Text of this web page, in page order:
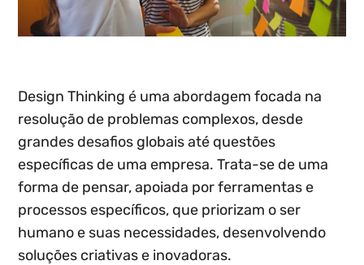
Design Thinking é uma abordagem focada na
resolução de problemas complexos, desde
grandes desafios globais até questões
específicas de uma empresa. Trata-se de uma
forma de pensar, apoiada por ferramentas e
processos específicos, que priorizam o ser
humano e suas necessidades, desenvolvendo
soluções criativas e inovadoras.